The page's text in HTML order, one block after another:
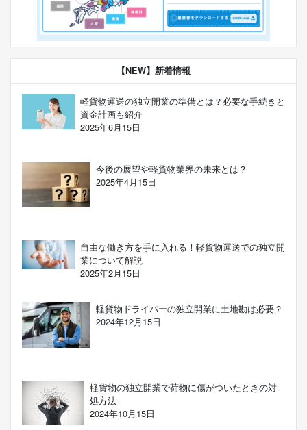
【NEW】新着情報
軽貨物運送の独立開業の準備とは？必要な手続きと
資金計画も紹介
2025年6月15日
今後の展望や軽貨物業界の未来とは？
2025年4月15日
自由な働き方を手に入れる！軽貨物運送での独立開
業について解説
2025年2月15日
軽貨物ドライバーの独立開業に土地勘は必要？
2024年12月15日
軽貨物の独立開業で荷物に傷がついたときの対
処方法
2024年10月15日